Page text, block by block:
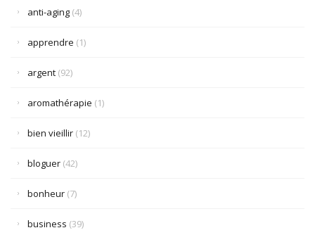
anti-aging (4)
apprendre (1)
argent (92)
aromathérapie (1)
bien vieillir (12)
bloguer (42)
bonheur (7)
business (39)